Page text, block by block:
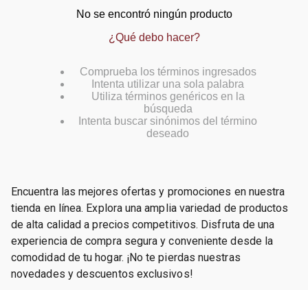
No se encontró ningún producto
¿Qué debo hacer?
Comprueba los términos ingresados
Intenta utilizar una sola palabra
Utiliza términos genéricos en la
búsqueda
Intenta buscar sinónimos del término
deseado
Encuentra las mejores ofertas y promociones en nuestra
tienda en línea. Explora una amplia variedad de productos
de alta calidad a precios competitivos. Disfruta de una
experiencia de compra segura y conveniente desde la
comodidad de tu hogar. ¡No te pierdas nuestras
novedades y descuentos exclusivos!